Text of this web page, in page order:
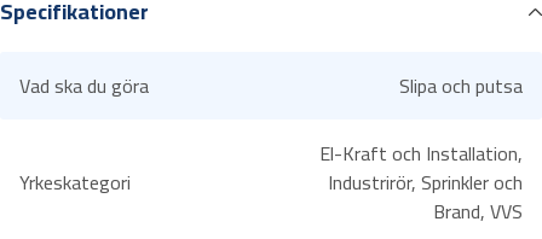
2
Halvrund fil för filning av konkava och plana ytor samt större hål.
Specifikationer
Vad ska du göra Slipa och putsa
Yrkeskategori
El-Kraft och Installation,
Industrirör, Sprinkler och
Brand, VVS